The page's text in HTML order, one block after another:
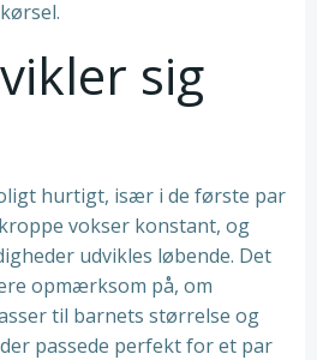
sig
hurtigt, især i de første par
vokser konstant, og
udvikles løbende. Det
opmærksom på, om
til barnets størrelse og
passede perfekt for et par